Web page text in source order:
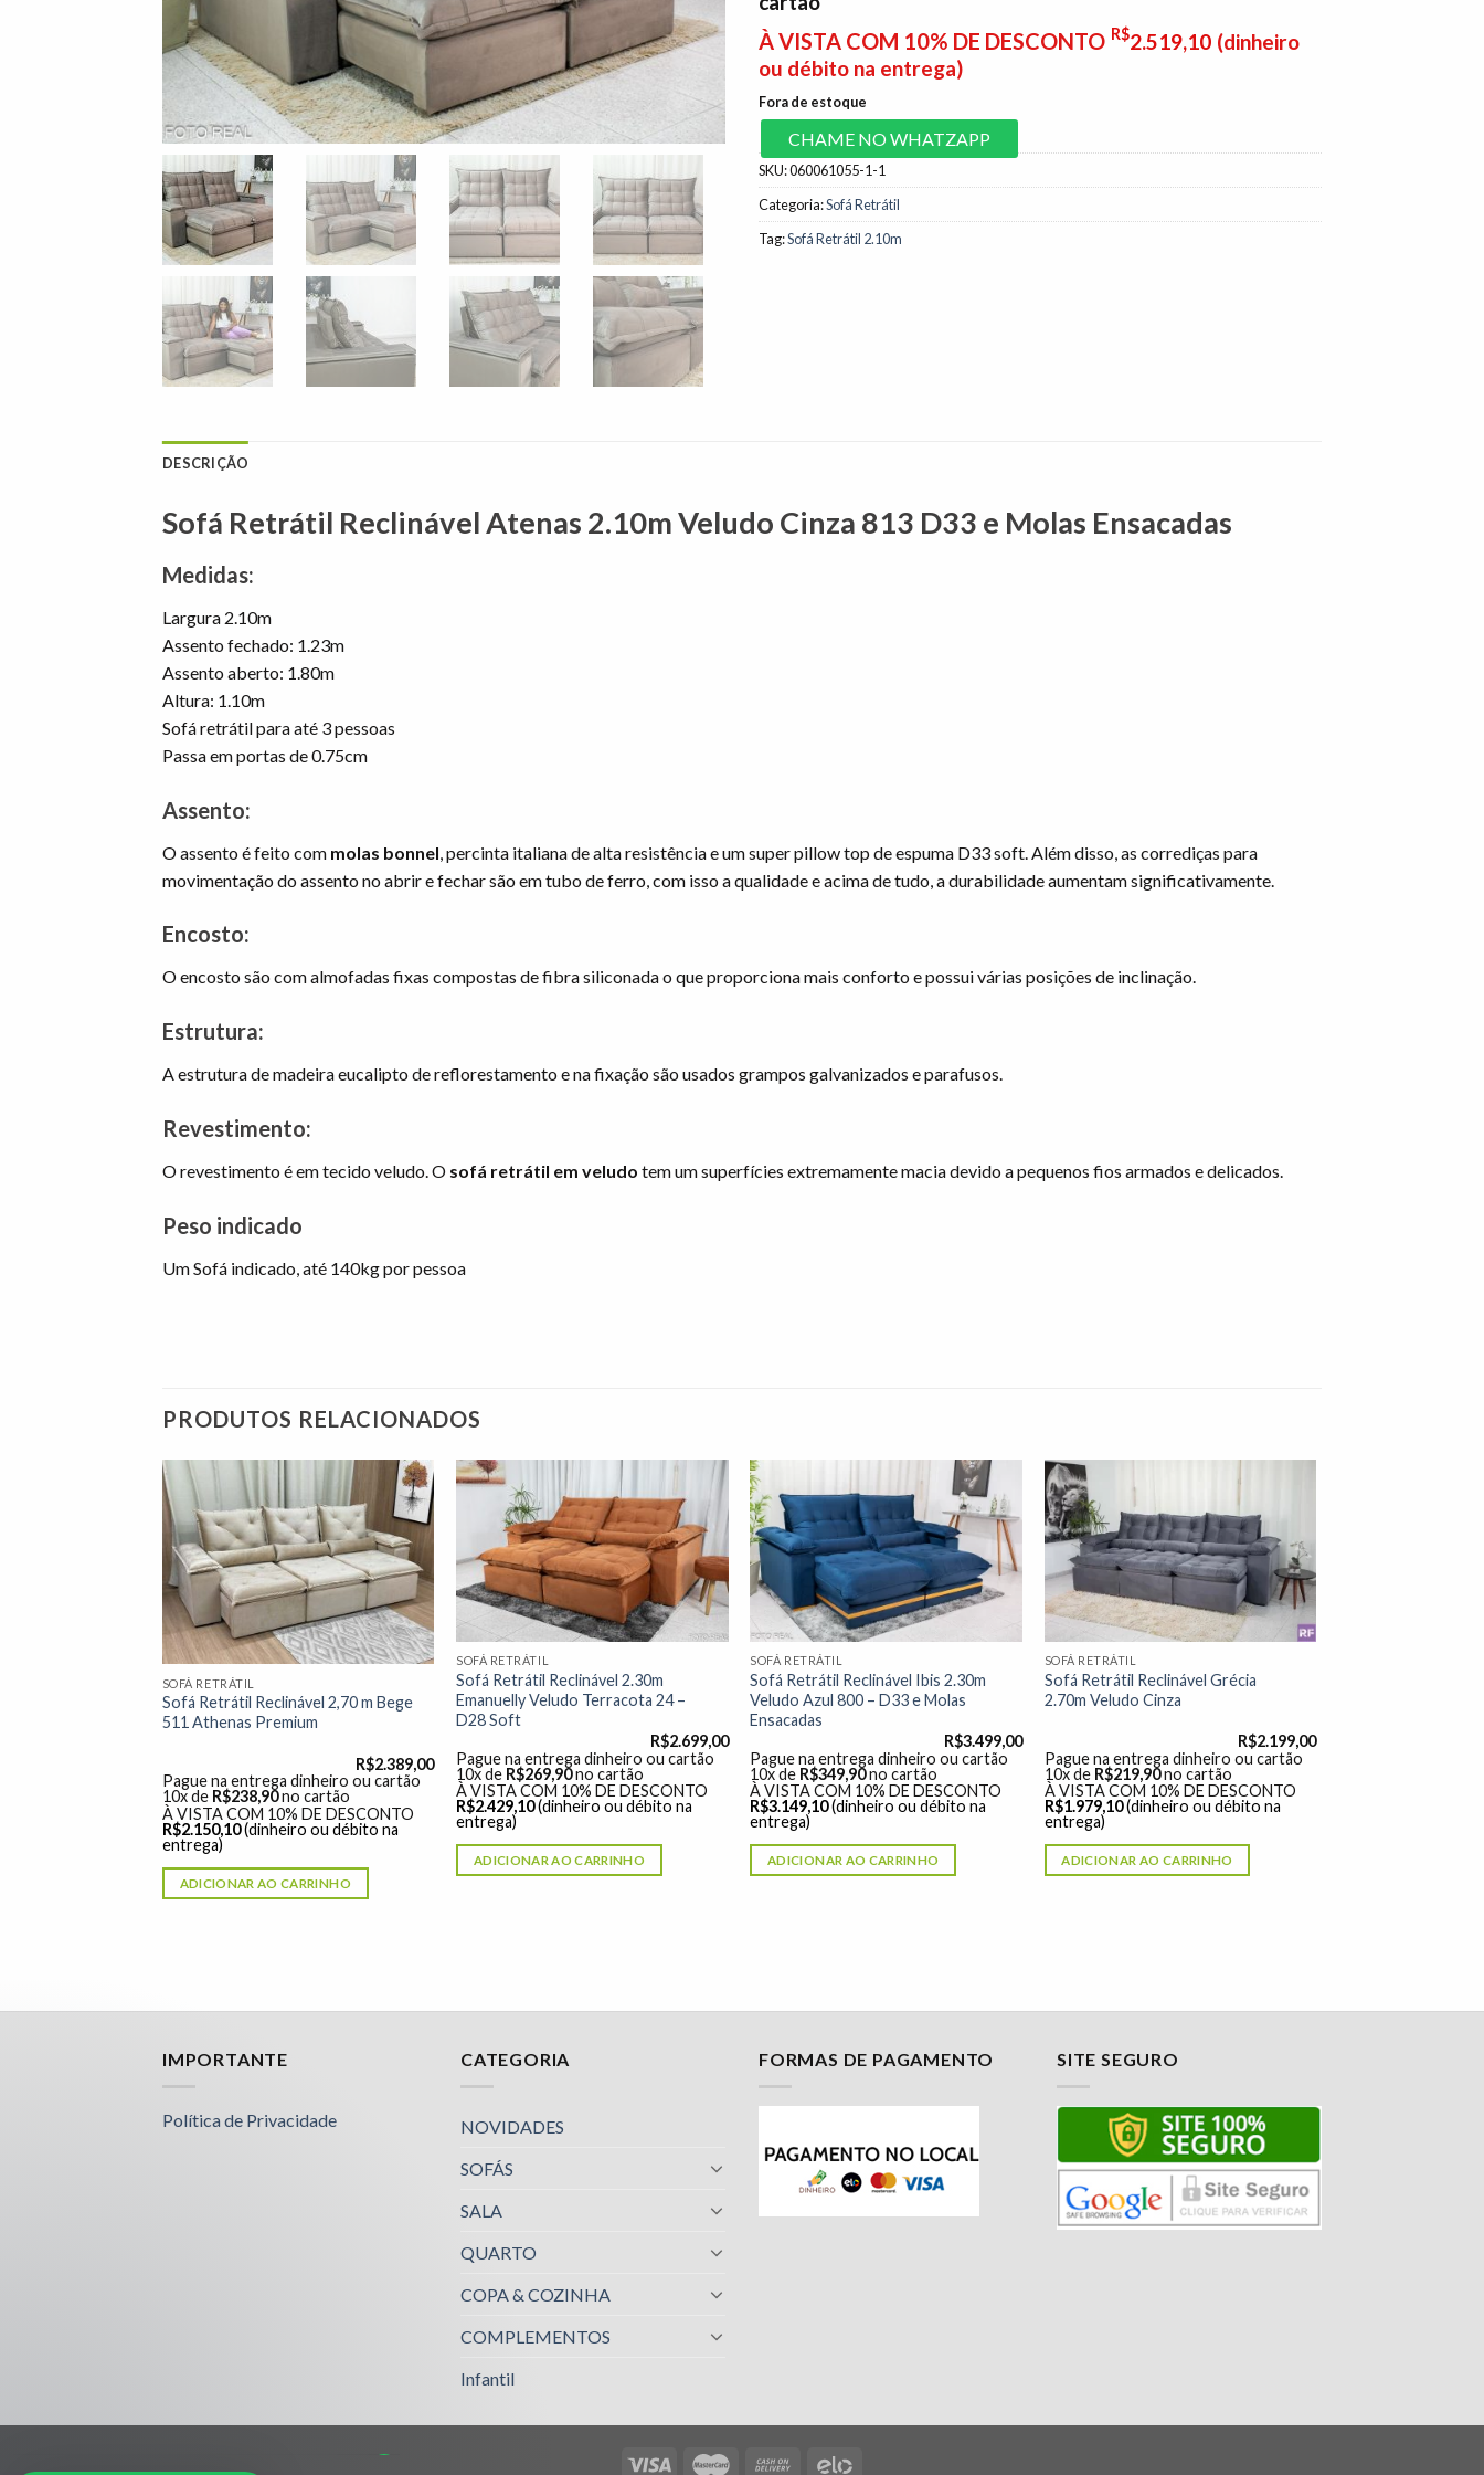
À VISTA COM 10% DE DESCONTO R$2.519,10 (dinheiro
ou débito na entrega)
Fora de estoque
CHAME NO WHATZAPP
SKU:060061055-1-1
Categoria:Sofá Retrátil
Tag:Sofá Retrátil 2.10m
DESCRIÇÃO
Sofá Retrátil Reclinável Atenas 2.10m Veludo Cinza 813 D33 e Molas Ensacadas
Medidas:
Largura 2.10m
Assento fechado: 1.23m
Assento aberto: 1.80m
Altura: 1.10m
Sofá retrátil para até 3 pessoas
Passa em portas de 0.75cm
Assento:
O assento é feito com molas bonnel , percinta italiana de alta resistência e um super pillow top de espuma D33 soft. Além disso, as corrediças para
movimentação do assento no abrir e fechar são em tubo de ferro, com isso a qualidade e acima de tudo, a durabilidade aumentam significativamente.
Encosto:
O encosto são com almofadas fixas compostas de fibra siliconada o que proporciona mais conforto e possui várias posições de inclinação.
Estrutura:
A estrutura de madeira eucalipto de reflorestamento e na fixação são usados grampos galvanizados e parafusos.
Revestimento:
O revestimento é em tecido veludo. O sofá retrátil em veludo tem um superfícies extremamente macia devido a pequenos fios armados e delicados.
Peso indicado
Um Sofá indicado, até 140kg por pessoa
PRODUTOS RELACIONADOS
Adicionar
à lista de
desejos"
SOFÁ RETRÁTIL
Sofá Retrátil Reclinável 2,70 m Bege
511 Athenas Premium
R$2.389,00
Pague na entrega dinheiro ou cartão
10x de R$238,90no cartão
À VISTA COM 10% DE DESCONTO
R$2.150,10(dinheiro ou débito na
entrega)
ADICIONAR AO CARRINHO
Adicionar
à lista de
desejos"
SOFÁ RETRÁTIL
Sofá Retrátil Reclinável 2.30m
Emanuelly Veludo Terracota 24 –
D28 Soft
R$2.699,00
Pague na entrega dinheiro ou cartão
10x de R$269,90no cartão
À VISTA COM 10% DE DESCONTO
R$2.429,10(dinheiro ou débito na
entrega)
ADICIONAR AO CARRINHO
Adicionar
à lista de
desejos"
SOFÁ RETRÁTIL
Sofá Retrátil Reclinável Ibis 2.30m
Veludo Azul 800 – D33 e Molas
Ensacadas
R$3.499,00
Pague na entrega dinheiro ou cartão
10x de R$349,90no cartão
À VISTA COM 10% DE DESCONTO
R$3.149,10(dinheiro ou débito na
entrega)
ADICIONAR AO CARRINHO
Adicionar
à lista de
desejos"
SOFÁ RETRÁTIL
Sofá Retrátil Reclinável Grécia
2.70m Veludo Cinza
R$2.199,00
Pague na entrega dinheiro ou cartão
10x de R$219,90 no cartão
À VISTA COM 10% DE DESCONTO
R$1.979,10 (dinheiro ou débito na
entrega)
ADICIONAR AO CARRINHO
IMPORTANTE
Política de Privacidade
CATEGORIA
NOVIDADES
SOFÁS
SALA
QUARTO
COPA & COZINHA
COMPLEMENTOS
Infantil
FORMAS DE PAGAMENTO SITE SEGURO
para responder às suas perguntas. Pergunte-
nos qualquer coisa!